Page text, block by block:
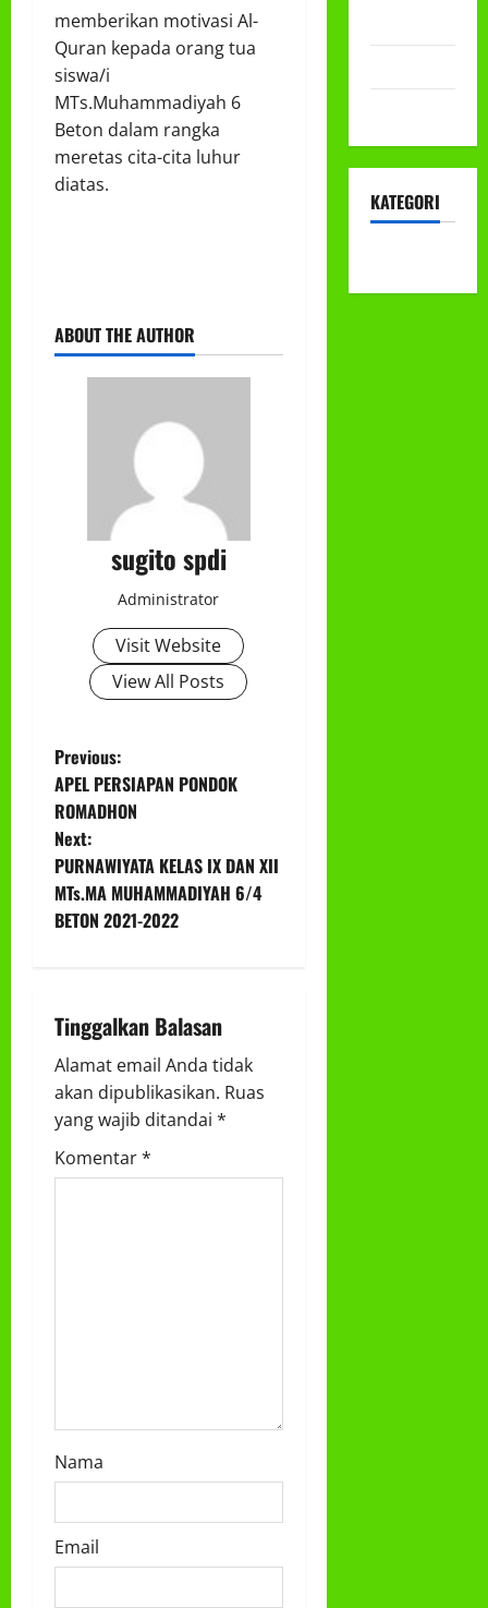
memberikan motivasi Al-
Quran kepada orang tua
siswa/i
MTs.Muhammadiyah 6
Beton dalam rangka
meretas cita-cita luhur
diatas.
ABOUT THE AUTHOR
sugito spdi
Administrator
Visit Website
View All Posts
P
o
s
t
v
i
g
a
Previous:
APEL PERSIAPAN PONDOK
ROMADHON
Next:
PURNAWIYATA KELAS IX DAN XII
MTs.MA MUHAMMADIYAH 6/4
BETON 2021-2022
Tinggalkan Balasan
Alamat email Anda tidak
akan dipublikasikan. Ruas
yang wajib ditandai *
Komentar*
Nama
Email
KATEGORI